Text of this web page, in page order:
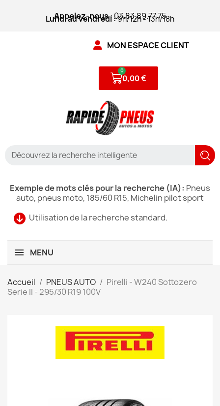
Appelez-nous: 03.83.89.77.75
Lundi au vendredi :9h/12h - 13h/18h
MON ESPACE CLIENT
0,00 €
Utilisation de la recherche standard.
Exemple de mots clés pour la recherche (IA): Pneus
auto, pneus moto, 185/60 R15, Michelin pilot sport
MENU
Accueil PNEUS AUTO
Pirelli - W240 Sottozero
Serie II - 295/30 R19 100V